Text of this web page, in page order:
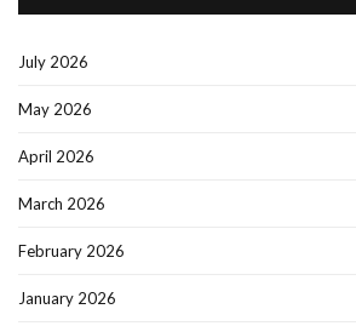
July 2026
May 2026
April 2026
March 2026
February 2026
January 2026